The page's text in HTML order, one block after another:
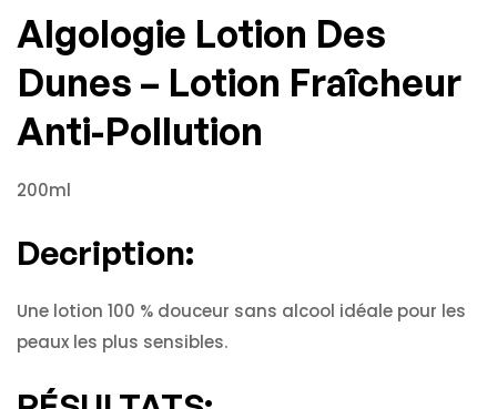
Algologie Lotion Des
Dunes – Lotion Fraîcheur
Anti-Pollution
200ml
Decription:
Une lotion 100 % douceur sans alcool idéale pour les
peaux les plus sensibles.